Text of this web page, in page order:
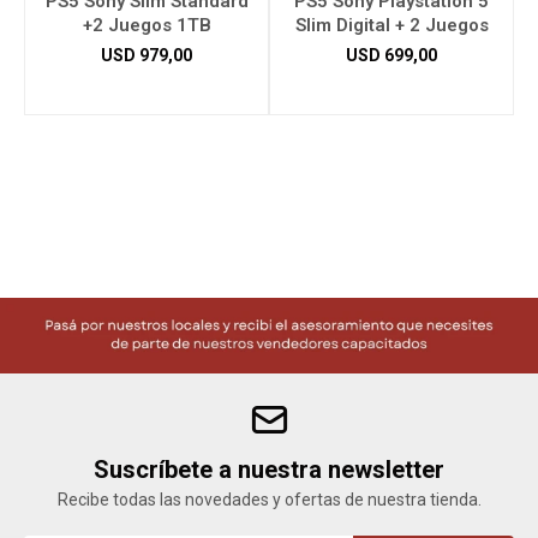
+2 Juegos 1TB
USD 979,00
Slim Digital + 2 Juegos
USD 699,00
Suscríbete a nuestra newsletter
Recibe todas las novedades y ofertas de nuestra tienda.
Contacto